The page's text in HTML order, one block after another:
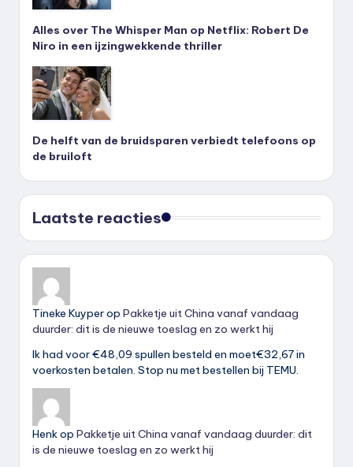
Alles over The Whisper Man op Netflix: Robert De
Niro in een ijzingwekkende thriller
De helft van de bruidsparen verbiedt telefoons op
de bruiloft
Laatste reacties
Tineke Kuyperop Pakketje uit China vanaf vandaag
duurder: dit is de nieuwe toeslag en zo werkt hij
Ik had voor €48,09 spullen besteld en moet€32,67 in
voerkosten betalen. Stop nu met bestellen bij TEMU.
Henkop Pakketje uit China vanaf vandaag duurder: dit
is de nieuwe toeslag en zo werkt hij